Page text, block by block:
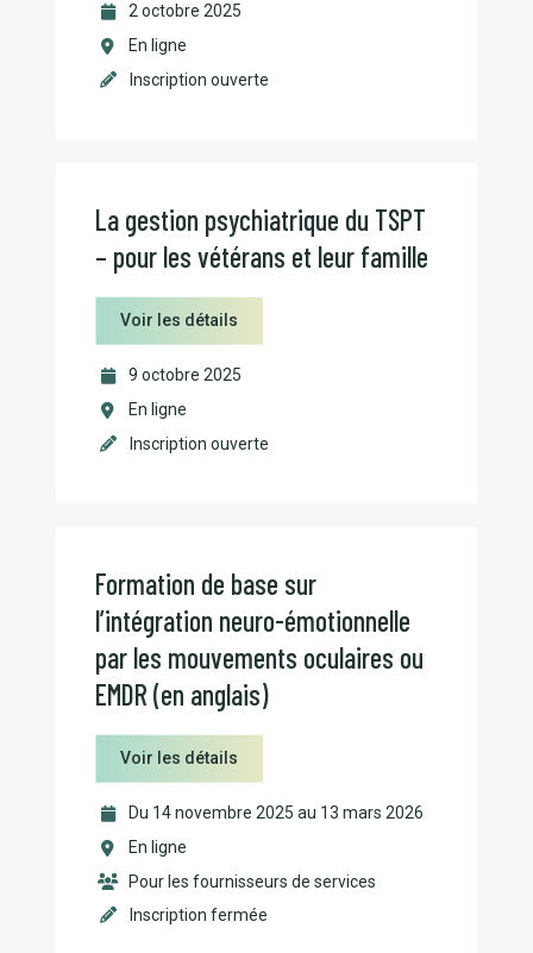
2 octobre 2025
En ligne
Inscription ouverte
La gestion psychiatrique du TSPT
– pour les vétérans et leur famille
Voir les détails
9 octobre 2025
En ligne
Inscription ouverte
Formation de base sur
l’intégration neuro-émotionnelle
par les mouvements oculaires ou
EMDR (en anglais)
Voir les détails
Du 14 novembre 2025 au 13 mars 2026
En ligne
Pour les fournisseurs de services
Inscription fermée